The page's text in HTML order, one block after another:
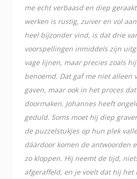
me echt verbaasd en diep
werken is rustig, zuiver en vol
heel bijzonder vind, is dat drie
voorspellingen inmiddels zijn
vage lijnen, maar precies zoals
benoemd. Dat gaf me niet alleen
gaven, maar ook in het proces
doormaken. Johannes heeft
geduld. Soms moet hij diep
de puzzelstukjes op hun plek
dáárdoor komen de antwoorden
zo kloppen. Hij neemt de tijd,
afgeraffeld, en je voelt dat hij het